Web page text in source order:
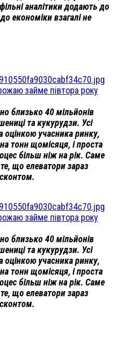
аналітики додають до
економіки взагалі не
займе півтора року
близько 40 мільйонів
та кукурудзи. Усі
учасника ринку,
тонн щомісяця, і проста
більш ніж на рік. Саме
що елеватори зараз
займе півтора року
близько 40 мільйонів
та кукурудзи. Усі
учасника ринку,
тонн щомісяця, і проста
більш ніж на рік. Саме
що елеватори зараз